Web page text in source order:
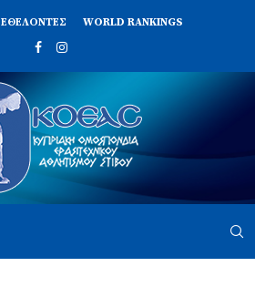
ΕΘΕΛΟΝΤΈΣ WORLD RANKINGS